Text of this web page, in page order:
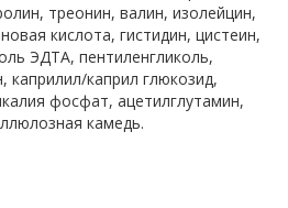
треонин, валин, изолейцин,
кислота, гистидин, цистеин,
ЭДТА, пентиленгликоль,
каприлил/каприл глюкозид,
фосфат, ацетилглутамин,
камедь.